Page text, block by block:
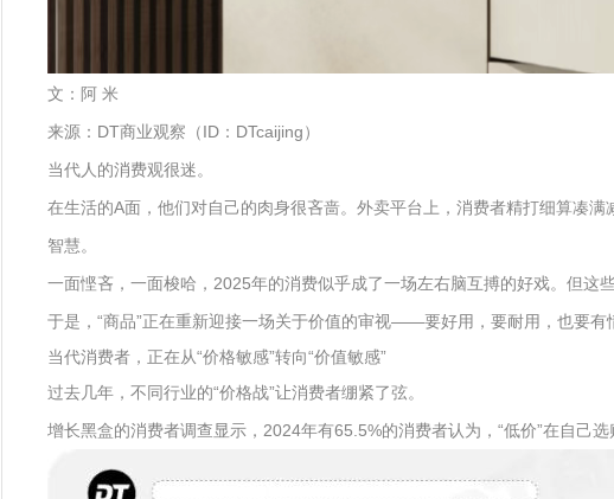
文：阿 米
来源：DT商业观察（ID：DTcaijing）
当代人的消费观很迷。
在生活的A面，他们对自己的肉身很吝啬。外卖平台上，消费者精打细算凑
智慧。
一面悭吝，一面梭哈，2025年的消费似乎成了一场左右脑互搏的好戏。但这
于是，“商品”正在重新迎接一场关于价值的审视——要好用，要耐用，也要有
当代消费者，正在从“价格敏感”转向“价值敏感”
过去几年，不同行业的“价格战”让消费者绷紧了弦。
增长黑盒的消费者调查显示，2024年有65.5%的消费者认为，“低价”在自己